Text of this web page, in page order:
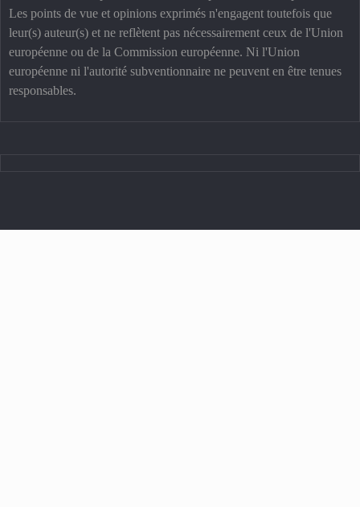
Les points de vue et opinions exprimés n'engagent toutefois que
leur(s) auteur(s) et ne reflètent pas nécessairement ceux de l'Union
européenne ou de la Commission européenne. Ni l'Union
européenne ni l'autorité subventionnaire ne peuvent en être tenues
responsables.